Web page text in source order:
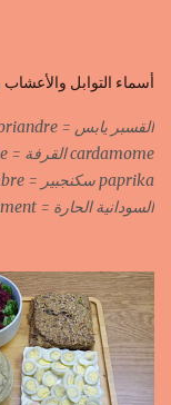
أسماء التوابل والأعشاب